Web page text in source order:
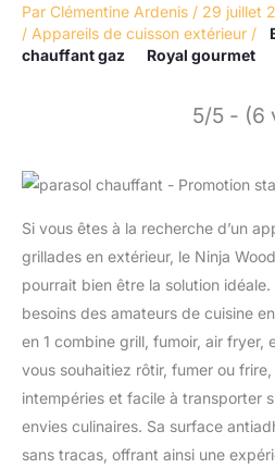
Par Clémentine Ardenis / 29 juillet
/ Appareils de cuisson extérieur /
chauffant gaz
Royal gourmet
5/5 - (6
Si vous êtes à la recherche d’un
grillades en extérieur, le Ninja
pourrait bien être la solution
besoins des amateurs de cuisine
en 1 combine grill, fumoir, air fryer,
vous souhaitiez rôtir, fumer ou
intempéries et facile à transporter
envies culinaires. Sa surface
sans tracas, offrant ainsi une